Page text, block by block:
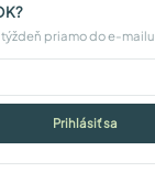
priamo do e-mailu.
Prihlásiť sa